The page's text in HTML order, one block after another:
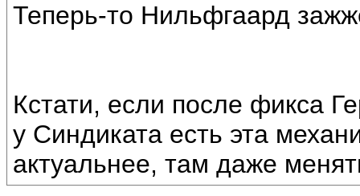
Теперь-то Нильфгаард
Кстати, если после фикса
у Синдиката есть эта
актуальнее, там даже